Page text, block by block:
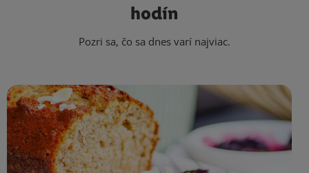
hodín
Pozri sa, čo sa dnes varí najviac.